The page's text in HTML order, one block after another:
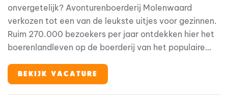
onvergetelijk? Avonturenboerderij Molenwaard
verkozen tot een van de leukste uitjes voor gezinnen.
Ruim 270.000 bezoekers per jaar ontdekken hier het
boerenlandleven op de boerderij van het populaire
ontdekken is! Binnen deze bijzondere omgeving speelt
horeca een belangrijke rol in de totale gastbeleving.
BEKIJK VACATURE